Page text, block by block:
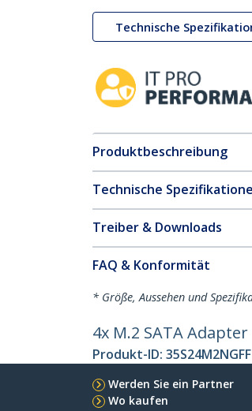
Technische
Produktbeschreibung
Technische
Treiber & Downloads
FAQ & Konformität
* Größe, Aussehen und
4x M.2 SATA
Produkt-ID: 35S24M2NGFF
Werden Sie ein Partner
Wo kaufen